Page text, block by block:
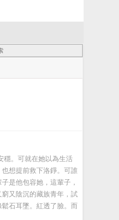
穩。可就在她以為生活
想提前救下洛錚。可誰
是他包容她，這輩子，
又陰沉的藏族青年，試
石耳墜。紅透了臉。而